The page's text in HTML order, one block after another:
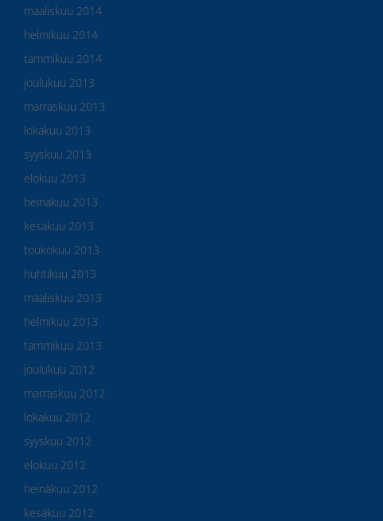
maaliskuu 2014
helmikuu 2014
tammikuu 2014
joulukuu 2013
marraskuu 2013
lokakuu 2013
syyskuu 2013
elokuu 2013
heinäkuu 2013
kesäkuu 2013
toukokuu 2013
huhtikuu 2013
maaliskuu 2013
helmikuu 2013
tammikuu 2013
joulukuu 2012
marraskuu 2012
lokakuu 2012
syyskuu 2012
elokuu 2012
heinäkuu 2012
kesäkuu 2012